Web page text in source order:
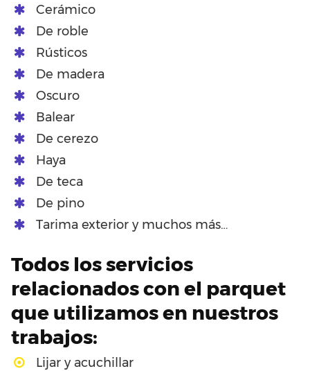
Cerámico
De roble
Rústicos
De madera
Oscuro
Balear
De cerezo
Haya
De teca
De pino
Tarima exterior y muchos más…
Todos los servicios
relacionados con el parquet
que utilizamos en nuestros
trabajos:
Lijar y acuchillar